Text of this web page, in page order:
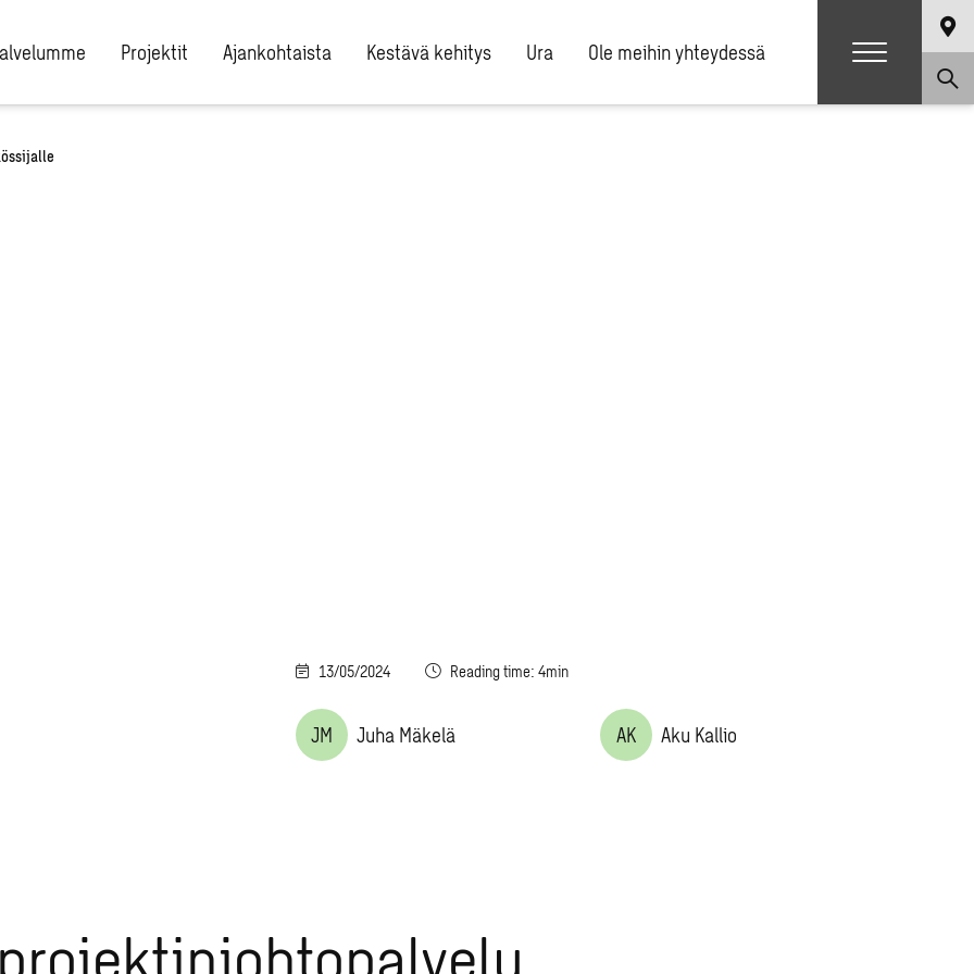
Projektit Ajankohtaista Kestävä kehitys Ura Ole meihin yhteydessä
13/05/2024 Reading time: 4min
JM Juha Mäkelä AK Aku Kallio